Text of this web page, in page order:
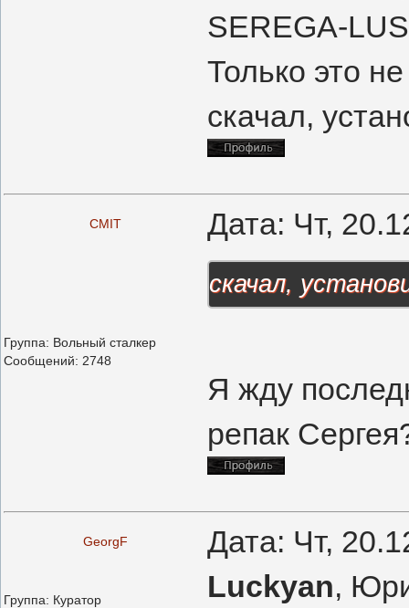
SEREGA-
Только это
скачал,
CMIT Дата: Чт,
Группа: Вольный сталкер
Сообщений: 2748
скачал,
Я жду
репак
GeorgF Дата: Чт,
Группа: Куратор
Luckyan,